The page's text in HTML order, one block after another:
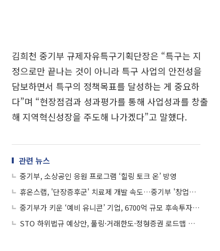
김희천 중기부 규제자유특구기획단장은 “특구는 지
정으로만 끝나는 것이 아니라 특구 사업의 안전성을
담보하면서 특구의 정책목표를 달성하는 게 중요하
다”며 “현장점검과 성과평가를 통해 사업성과를 창출
해 지역혁신성장을 주도해 나가겠다”고 말했다.
관련 뉴스
중기부, 소상공인 응원 프로그램 ‘힐링 토크 온’ 방영
휴온스랩, '단장증후군' 치료제 개발 속도…중기부 '창업성장기술개발사업' 선정
중기부가 키운 ‘예비 유니콘’ 기업, 6700억 규모 후속투자 유치
STO 하위법규 예상안, 풀링·거래한도·정형증권 로드맵 제시